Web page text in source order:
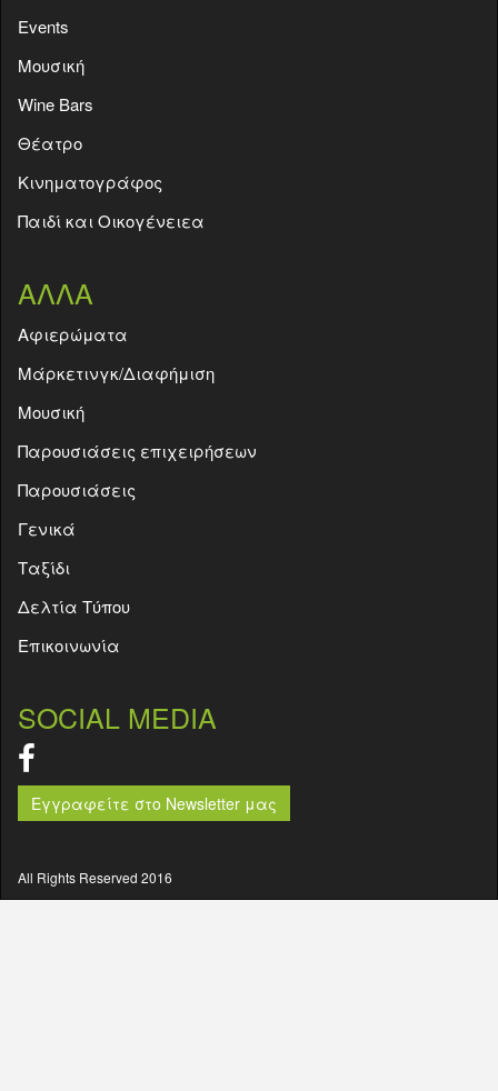
Events
Moυσική
Wine Bars
Θέατρο
Κινηματογράφος
Παιδί και Οικογένειεα
ΑΛΛΑ
Aφιερώματα
Μάρκετινγκ/Διαφήμιση
Μουσική
Παρουσιάσεις επιχειρήσεων
Παρουσιάσεις
Γενικά
Ταξίδι
Δελτία Τύπου
Επικοινωνία
SOCIAL MEDIA
Εγγραφείτε στο Newsletter μας
All Rights Reserved 2016